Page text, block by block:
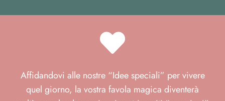
Affidandovi alle nostre “Idee speciali” per vivere
quel giorno, la vostra favola magica diventerà